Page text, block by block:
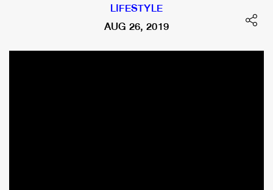
LIFESTYLE
AUG 26, 2019